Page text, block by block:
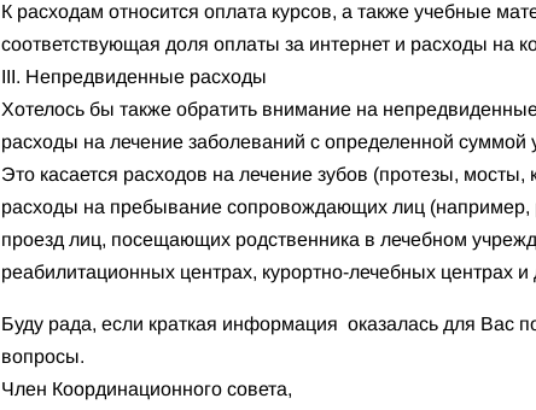
К расходам относится оплата курсов, а также учебные
соответствующая доля оплаты за интернет и расходы на
III. Непредвиденные расходы
Хотелось бы также обратить внимание на
расходы на лечение заболеваний с определенной суммой
Это касается расходов на лечение зубов (протезы,
расходы на пребывание сопровождающих лиц (например,
проезд лиц, посещающих родственника в лечебном
реабилитационных центрах, курортно-лечебных центрах и
Буду рада, если краткая информация оказалась для Вас
вопросы.
Член Координационного совета,